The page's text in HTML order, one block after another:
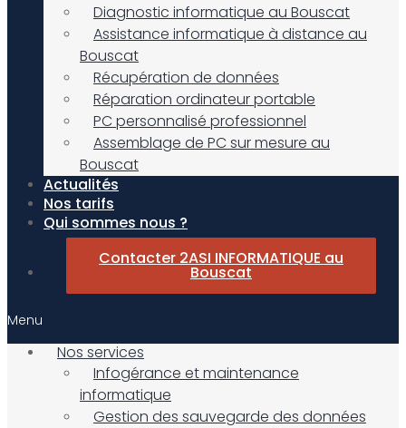
Diagnostic informatique au Bouscat
Assistance informatique à distance au
Bouscat
Récupération de données
Réparation ordinateur portable
PC personnalisé professionnel
Assemblage de PC sur mesure au
Bouscat
Actualités
Nos tarifs
Qui sommes nous ?
Contacter 2ASI INFORMATIQUE au
Bouscat
Menu
Nos services
Infogérance et maintenance
informatique
Gestion des sauvegarde des données